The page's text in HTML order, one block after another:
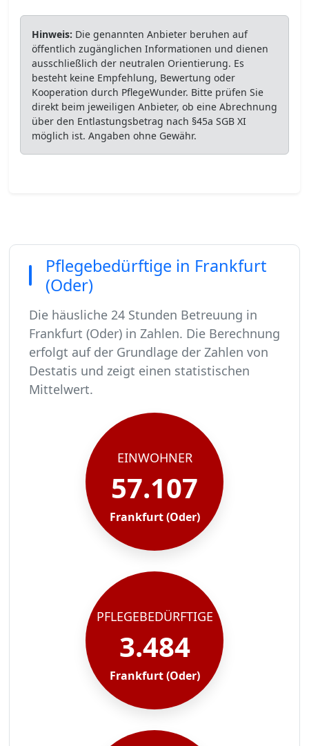
Hinweis: Die genannten Anbieter beruhen auf
öffentlich zugänglichen Informationen und dienen
ausschließlich der neutralen Orientierung. Es
besteht keine Empfehlung, Bewertung oder
Kooperation durch PflegeWunder. Bitte prüfen Sie
direkt beim jeweiligen Anbieter, ob eine Abrechnung
über den Entlastungsbetrag nach §45a SGB XI
möglich ist. Angaben ohne Gewähr.
Pflegebedürftige in Frankfurt
(Oder)
Die häusliche 24 Stunden Betreuung in
Frankfurt (Oder) in Zahlen. Die Berechnung
erfolgt auf der Grundlage der Zahlen von
Destatis und zeigt einen statistischen
Mittelwert.
In Frankfurt (Oder) leben rund 57107 Menschen.
Von diesen 57107 Einwohnern sind rund 3484
Ca. 557 dieser pflegebedürftigen Menschen
Der Großteil der Pflegebedürftigen in
EINWOHNER
57.107
Frankfurt (Oder)
PFLEGEBEDÜRFTIGE
3.484
Frankfurt (Oder)